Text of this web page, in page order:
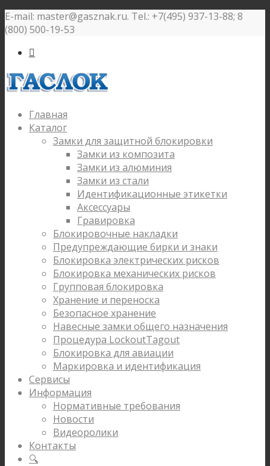
E-mail: master@gasznak.ru. Tel.: +7(495) 937-13-88; 8
(800) 500-19-53

Главная
Каталог
Замки для защитной блокировки
Замки из композита
Замки из алюминия
Замки из стали
Идентификационные этикетки
Аксессуары
Гравировка
Блокировочные накладки
Предупреждающие бирки и знаки
Блокировка электрических рисков
Блокировка механических рисков
Групповая блокировка
Хранение и переноска
Безопасное хранение
Навесные замки общего назначения
Процедура LockoutTagout
Блокировка для авиации
Маркировка и идентификация
Сервисы
Информация
Нормативные требования
Новости
Видеоролики
Контакты
🔍